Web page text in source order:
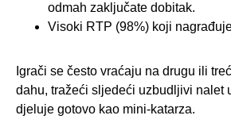
odmah zaključate dobitak.
Visoki RTP (98%) koji
Igrači se često vraćaju na drugu ili
dahu, tražeći sljedeći uzbudljivi nalet
djeluje gotovo kao mini‑katarza.